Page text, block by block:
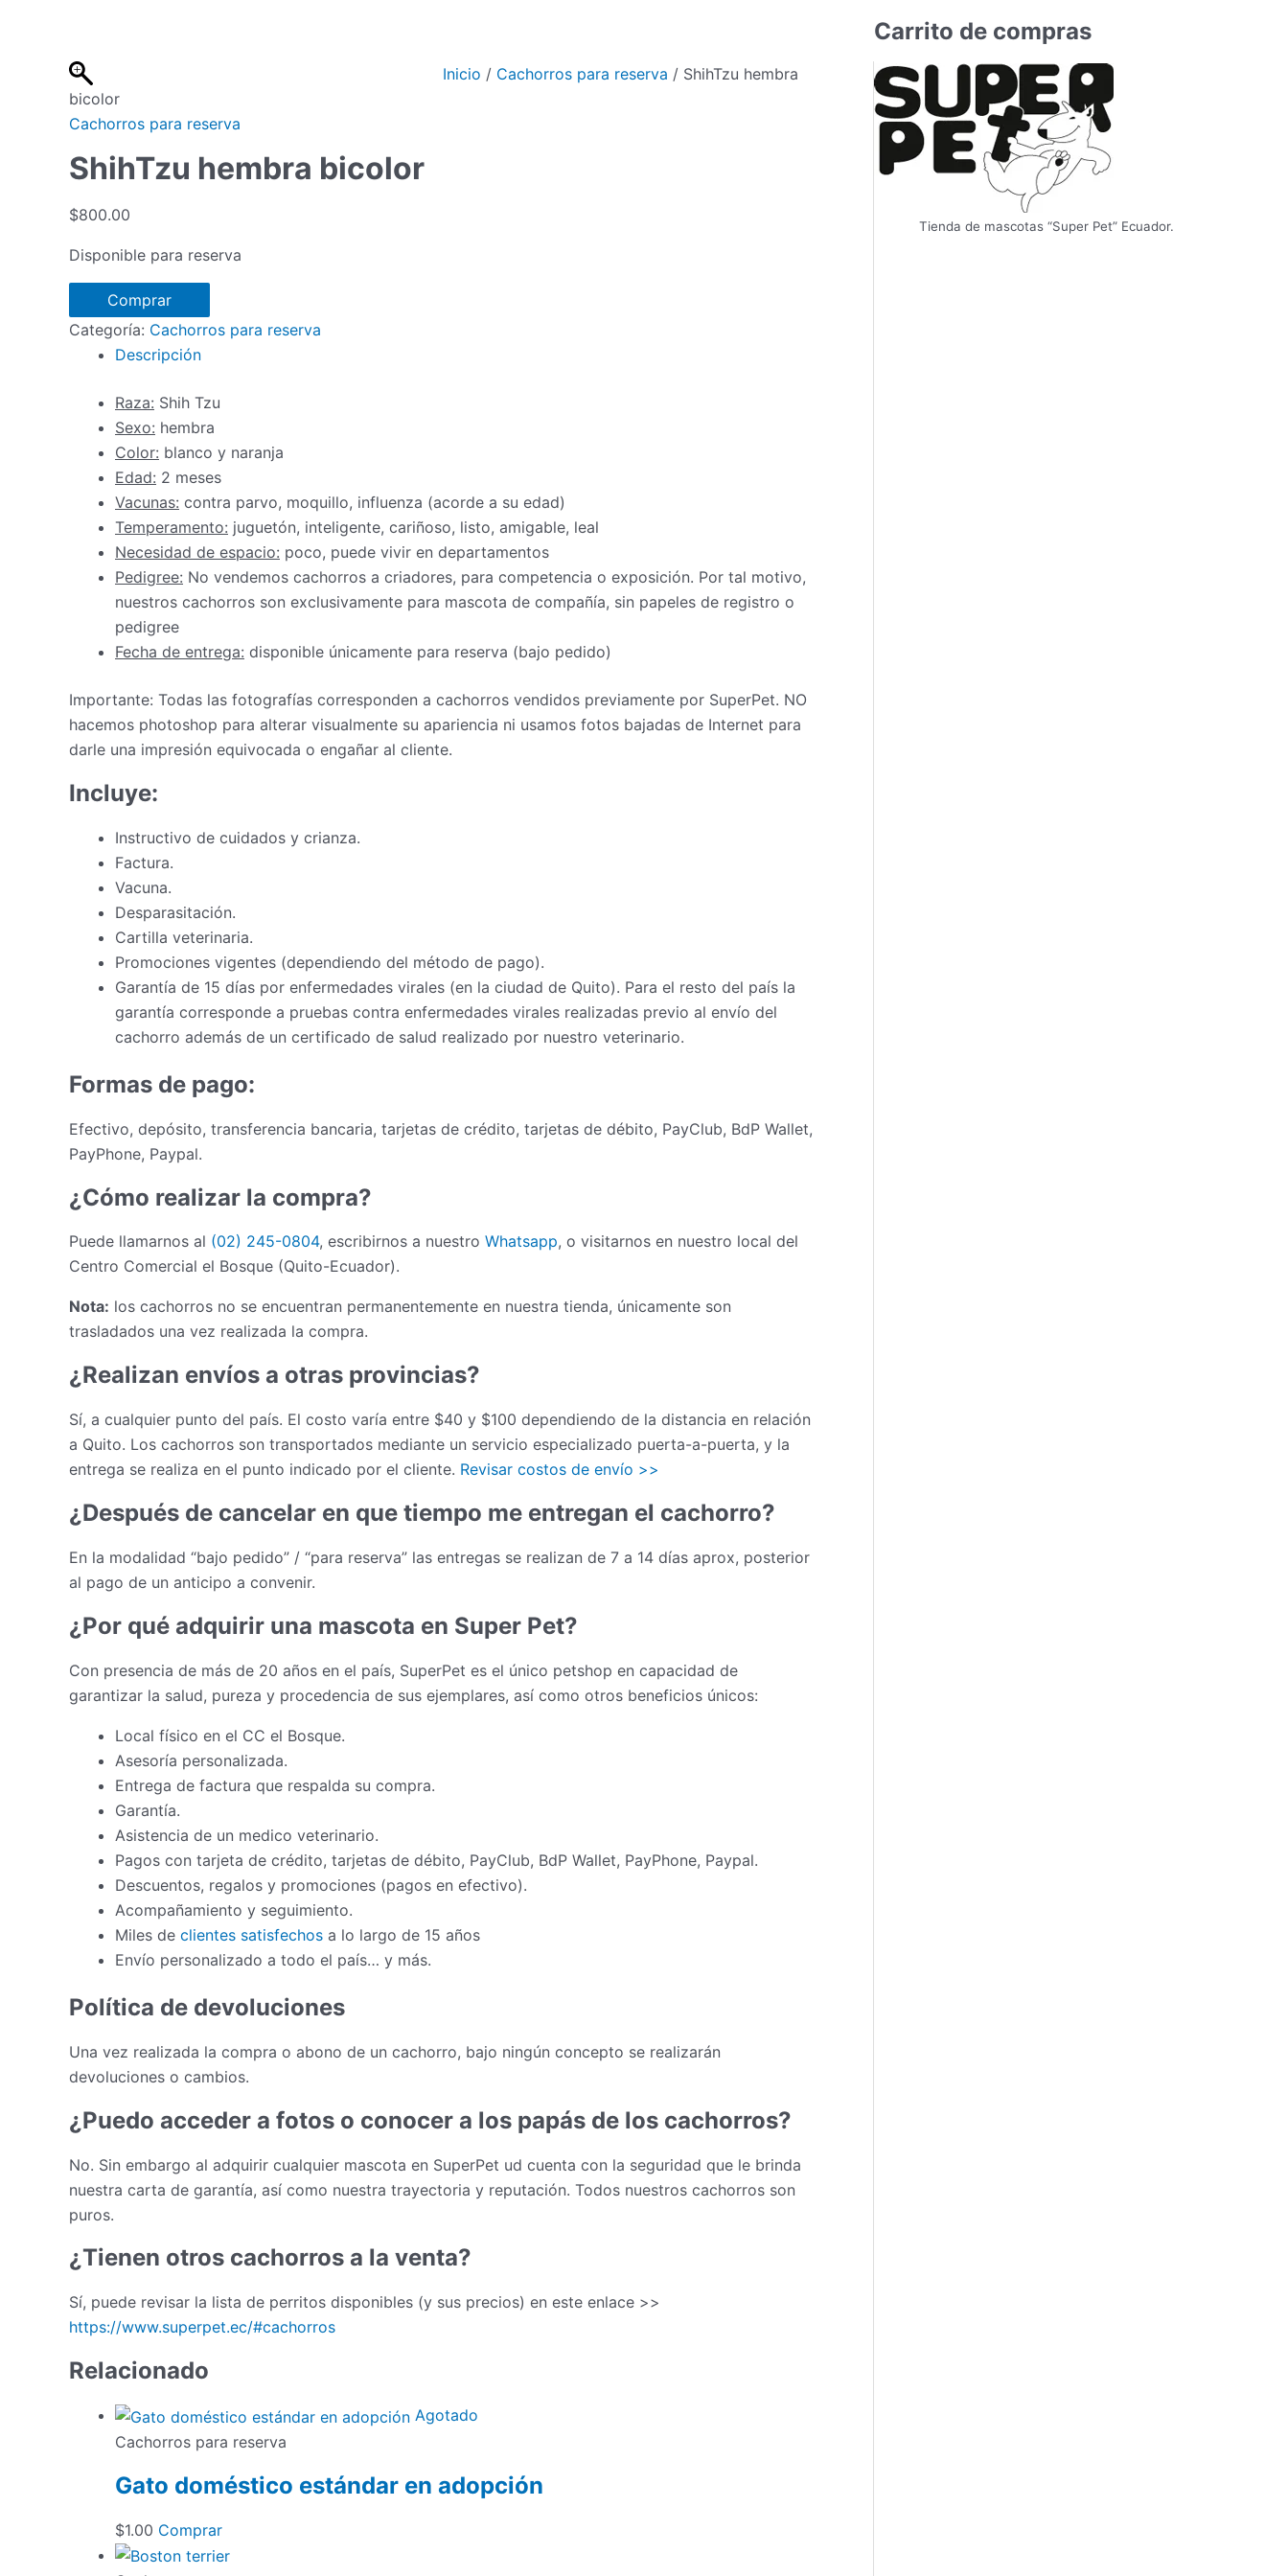
contenido
Inicio / Cachorros para reserva / ShihTzu hembra
bicolor
Cachorros para reserva
ShihTzu hembra bicolor
$800.00
Disponible para reserva
ShihTzu
hembra
bicolor
Comprar
Categoría: Cachorros para reserva
Descripción
Raza: Shih Tzu
Sexo: hembra
Color: blanco y naranja
Edad: 2 meses
Vacunas: contra parvo, moquillo, influenza (acorde a su edad)
Temperamento: juguetón, inteligente, cariñoso, listo, amigable, leal
Necesidad de espacio: poco, puede vivir en departamentos
Pedigree: No vendemos cachorros a criadores, para competencia o exposición. Por tal motivo,
nuestros cachorros son exclusivamente para mascota de compañía, sin papeles de registro o
pedigree
Fecha de entrega: disponible únicamente para reserva (bajo pedido)
Importante: Todas las fotografías corresponden a cachorros vendidos previamente por SuperPet. NO
hacemos photoshop para alterar visualmente su apariencia ni usamos fotos bajadas de Internet para
darle una impresión equivocada o engañar al cliente.
Incluye:
Instructivo de cuidados y crianza.
Factura.
Vacuna.
Desparasitación.
Cartilla veterinaria.
Promociones vigentes (dependiendo del método de pago).
Garantía de 15 días por enfermedades virales (en la ciudad de Quito). Para el resto del país la
garantía corresponde a pruebas contra enfermedades virales realizadas previo al envío del
cachorro además de un certificado de salud realizado por nuestro veterinario.
Formas de pago:
Efectivo, depósito, transferencia bancaria, tarjetas de crédito, tarjetas de débito, PayClub, BdP Wallet,
PayPhone, Paypal.
¿Cómo realizar la compra?
Puede llamarnos al (02) 245-0804, escribirnos a nuestro Whatsapp, o visitarnos en nuestro local del
Centro Comercial el Bosque (Quito-Ecuador).
Nota: los cachorros no se encuentran permanentemente en nuestra tienda, únicamente son
trasladados una vez realizada la compra.
¿Realizan envíos a otras provincias?
Sí, a cualquier punto del país. El costo varía entre $40 y $100 dependiendo de la distancia en relación
a Quito. Los cachorros son transportados mediante un servicio especializado puerta-a-puerta, y la
entrega se realiza en el punto indicado por el cliente. Revisar costos de envío >>
¿Después de cancelar en que tiempo me entregan el cachorro?
En la modalidad “bajo pedido” / “para reserva” las entregas se realizan de 7 a 14 días aprox, posterior
al pago de un anticipo a convenir.
¿Por qué adquirir una mascota en Super Pet?
Con presencia de más de 20 años en el país, SuperPet es el único petshop en capacidad de
garantizar la salud, pureza y procedencia de sus ejemplares, así como otros beneficios únicos:
Local físico en el CC el Bosque.
Asesoría personalizada.
Entrega de factura que respalda su compra.
Garantía.
Asistencia de un medico veterinario.
Pagos con tarjeta de crédito, tarjetas de débito, PayClub, BdP Wallet, PayPhone, Paypal.
Descuentos, regalos y promociones (pagos en efectivo).
Acompañamiento y seguimiento.
Miles de clientes satisfechos a lo largo de 15 años
Envío personalizado a todo el país… y más.
Política de devoluciones
Una vez realizada la compra o abono de un cachorro, bajo ningún concepto se realizarán
devoluciones o cambios.
¿Puedo acceder a fotos o conocer a los papás de los cachorros?
No. Sin embargo al adquirir cualquier mascota en SuperPet ud cuenta con la seguridad que le brinda
nuestra carta de garantía, así como nuestra trayectoria y reputación. Todos nuestros cachorros son
puros.
¿Tienen otros cachorros a la venta?
Sí, puede revisar la lista de perritos disponibles (y sus precios) en este enlace >>
https://www.superpet.ec/#cachorros
Relacionado
Agotado
Cachorros para reserva
Gato doméstico estándar en adopción
$1.00 Comprar
Carrito de compras
Tienda de mascotas “Super Pet” Ecuador.